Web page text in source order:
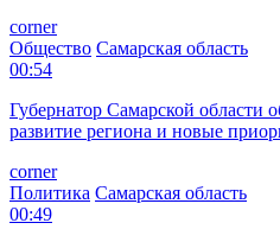
corner
Общество Самарская область
00:54
Губернатор Самарской области
развитие региона и новые
corner
Политика Самарская область
00:49